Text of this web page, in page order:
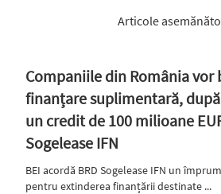
Articole
Companiile din România vor
finanțare suplimentară, după
un credit de 100 milioane
Sogelease IFN
BEI acordă BRD Sogelease IFN un
pentru extinderea finanțării destinate ...